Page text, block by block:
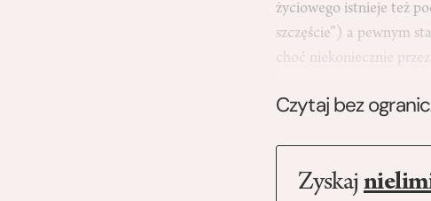
życiowego istnieje też
szczęście”) a pewnym
choć niekoniecznie przez
Czytaj bez
Zyskaj